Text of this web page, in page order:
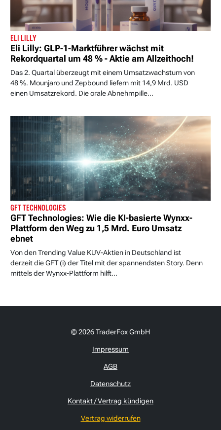
ELI LILLY
Eli Lilly: GLP-1-Marktführer wächst mit
Rekordquartal um 48 % - Aktie am Allzeithoch!
Das 2. Quartal überzeugt mit einem Umsatzwachstum von
48 %. Mounjaro und Zepbound liefern mit 14,9 Mrd. USD
einen Umsatzrekord. Die orale Abnehmpille...
GFT TECHNOLOGIES
GFT Technologies: Wie die KI-basierte Wynxx-
Plattform den Weg zu 1,5 Mrd. Euro Umsatz
ebnet
Von den Trending Value KUV-Aktien in Deutschland ist
derzeit die GFT (i) der Titel mit der spannendsten Story. Denn
mittels der Wynxx-Plattform hilft...
© 2026 TraderFox GmbH
Impressum
AGB
Datenschutz
Kontakt / Vertrag kündigen
Vertrag widerrufen